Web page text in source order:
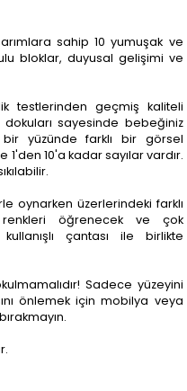
sahip 10 yumuşak ve
bloklar, duyusal gelişimi ve
testlerinden geçmiş kaliteli
dokuları sayesinde bebeğiniz
yüzünde farklı bir görsel
10'a kadar sayılar vardır.
oynarken üzerlerindeki farklı
renkleri öğrenecek ve çok
çantası ile birlikte
Sadece yüzeyini
önlemek için mobilya veya